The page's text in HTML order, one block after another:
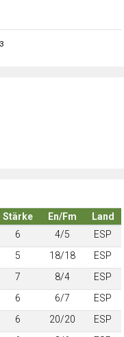
Stärke En/Fm
Land
6 4/5
ESP
5 18/18
ESP
7 8/4
ESP
6 6/7
ESP
6 20/20
ESP